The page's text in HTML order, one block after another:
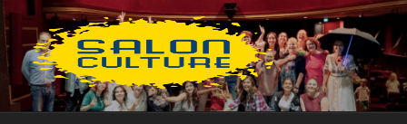
Aller
au
contenu
principal